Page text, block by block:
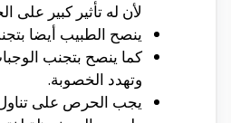
لأن له تأثير كبير على
ينصح الطبيب أيضا
كما ينصح بتجنب
وتهدد الخصوبة.
يجب الحرص على تناول